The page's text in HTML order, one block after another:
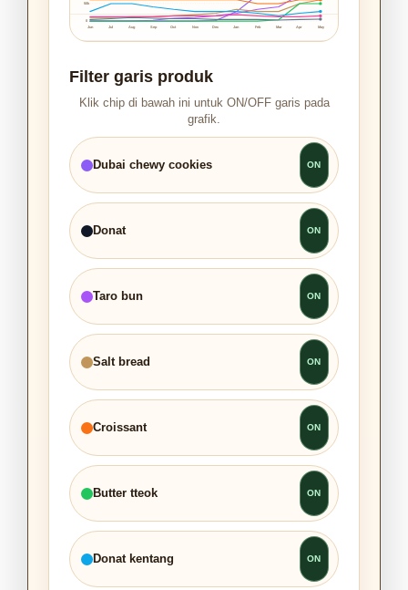
50k
0
Jun
Jul Aug Sep Oct Nov Dec Jan Feb Mar Apr May
Filter garis produk
Klik chip di bawah ini untuk ON/OFF garis pada
grafik.
Dubai chewy cookies
Donat
Taro bun
Salt bread
Croissant
Butter tteok
Donat kentang